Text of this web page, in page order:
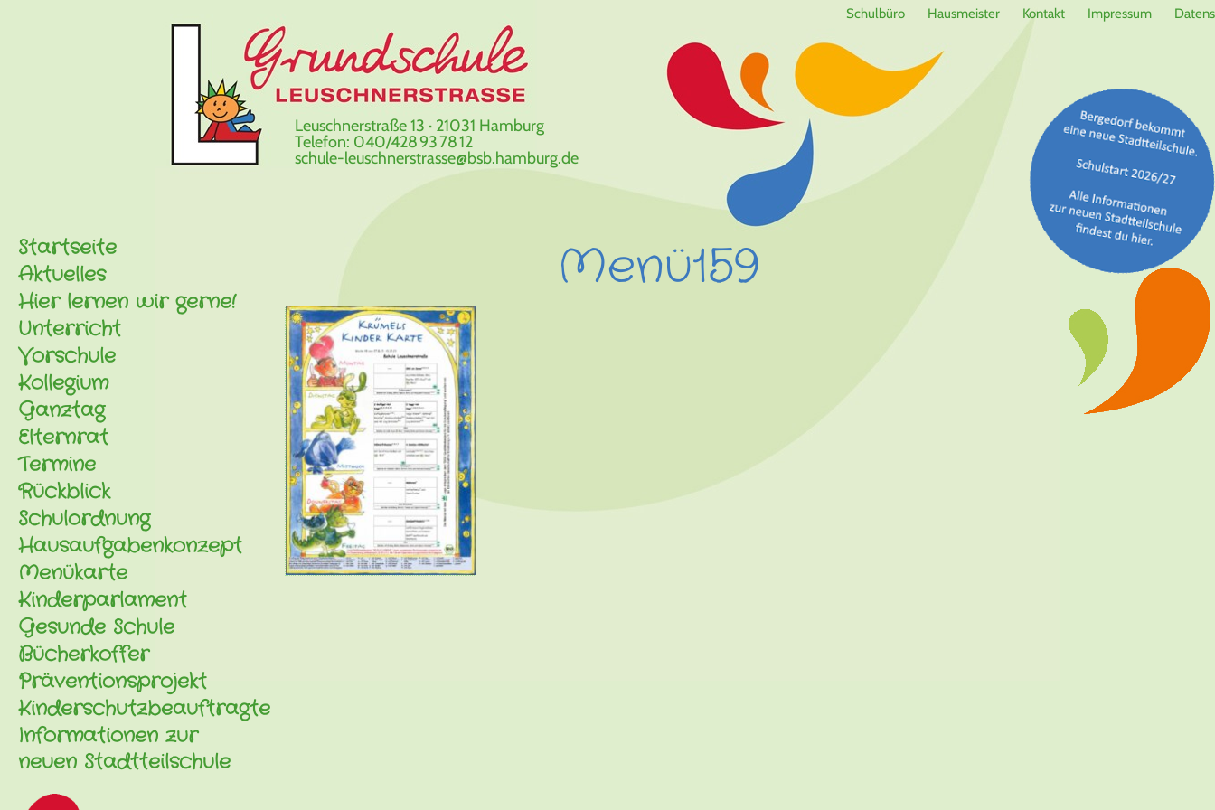
Schulbüro Hausmeister Kontakt Impressum
Leuschnerstraße 13 · 21031 Hamburg
Telefon: 040/428 93 78 12
schule-leuschnerstrasse@bsb.hamburg.de
Startseite
Aktuelles
Hier lernen wir gerne!
Unterricht
Vorschule
Kollegium
Ganztag
Elternrat
Termine
Rückblick
Schulordnung
Hausaufgabenkonzept
Menükarte
Kinderparlament
Gesunde Schule
Bücherkoffer
Präventionsprojekt
Kinderschutzbeauftragte
Informationen zur
neuen Stadtteilschule
Menü159